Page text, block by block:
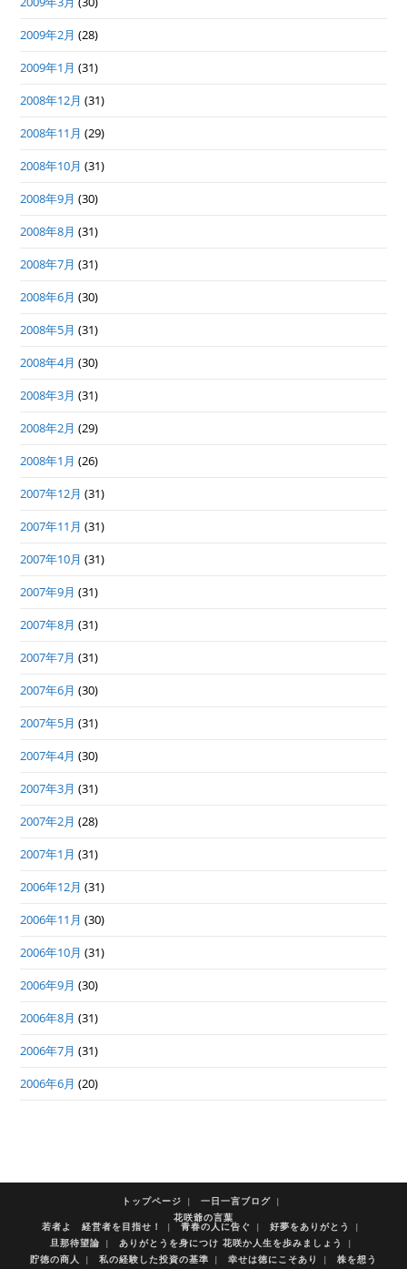
2009年2月 (28)
2009年1月 (31)
2008年12月 (31)
2008年11月 (29)
2008年10月 (31)
2008年9月 (30)
2008年8月 (31)
2008年7月 (31)
2008年6月 (30)
2008年5月 (31)
2008年4月 (30)
2008年3月 (31)
2008年2月 (29)
2008年1月 (26)
2007年12月 (31)
2007年11月 (31)
2007年10月 (31)
2007年9月 (31)
2007年8月 (31)
2007年7月 (31)
2007年6月 (30)
2007年5月 (31)
2007年4月 (30)
2007年3月 (31)
2007年2月 (28)
2007年1月 (31)
2006年12月 (31)
2006年11月 (30)
2006年10月 (31)
2006年9月 (30)
2006年8月 (31)
2006年7月 (31)
2006年6月 (20)
トップページ
一日一言ブログ
花咲爺の言葉
若者よ 経営者を目指せ！ 青春の人に告ぐ
好夢をありがとう
旦那待望論
ありがとうを身につけ 花咲か人生を歩みましょう
貯徳の商人
私の経験した投資の基準 幸せは徳にこそあり 株を想う